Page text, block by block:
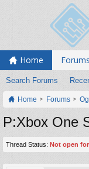
Home Forums
Search Forums
Home Forums
P:Xbox One
Thread Status: Not open